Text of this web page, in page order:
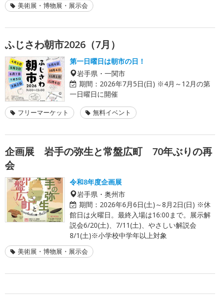
美術展・博物展・展示会
ふじさわ朝市2026（7月）
第一日曜日は朝市の日！
岩手県・一関市
期間： 2026年7月5日(日) ※4月～12月の第
一日曜日に開催
フリーマーケット 無料イベント
企画展 岩手の弥生と常盤広町 70年ぶりの再
会
令和8年度企画展
岩手県・奥州市
期間： 2026年6月6日(土)～8月2日(日) ※休
館日は火曜日。最終入場は16:00まで。展示解
説会6/20(土)、7/11(土)、やさしい解説会
8/1(土)※小学校中学年以上対象
美術展・博物展・展示会